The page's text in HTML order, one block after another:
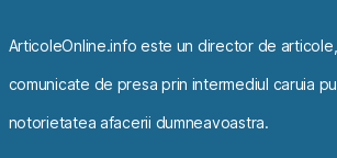
ArticoleOnline.info este un director de
comunicate de presa prin intermediul caruia
notorietatea afacerii dumneavoastra.